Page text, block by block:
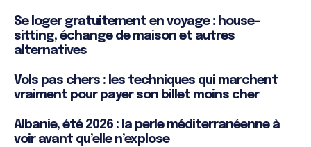
Se loger gratuitement en voyage : house-
sitting, échange de maison et autres
alternatives
Vols pas chers : les techniques qui marchent
vraiment pour payer son billet moins cher
Albanie, été 2026 : la perle méditerranéenne à
voir avant qu’elle n’explose